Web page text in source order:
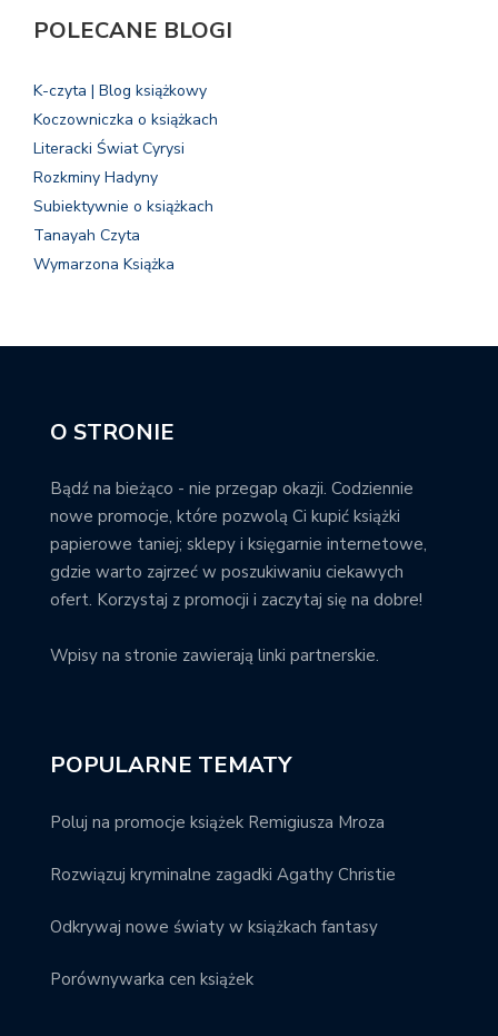
POLECANE BLOGI
K-czyta | Blog książkowy
Koczowniczka o książkach
Literacki Świat Cyrysi
Rozkminy Hadyny
Subiektywnie o książkach
Tanayah Czyta
Wymarzona Książka
O STRONIE
Bądź na bieżąco - nie przegap okazji. Codziennie
nowe promocje, które pozwolą Ci kupić książki
papierowe taniej; sklepy i księgarnie internetowe,
gdzie warto zajrzeć w poszukiwaniu ciekawych
ofert. Korzystaj z promocji i zaczytaj się na dobre!
Wpisy na stronie zawierają linki partnerskie.
POPULARNE TEMATY
Poluj na promocje książek Remigiusza Mroza
Rozwiązuj kryminalne zagadki Agathy Christie
Odkrywaj nowe światy w książkach fantasy
Porównywarka cen książek